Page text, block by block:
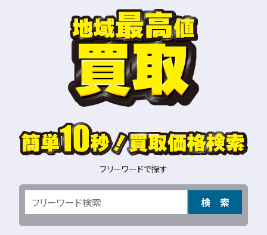
フリーワードで探す
検 索